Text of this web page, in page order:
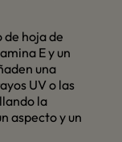
hoja de
E y un
una
UV o las
la
aspecto y un